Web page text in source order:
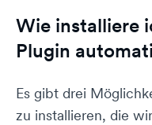
Wie installiere
Plugin
Es gibt drei
zu installieren, die